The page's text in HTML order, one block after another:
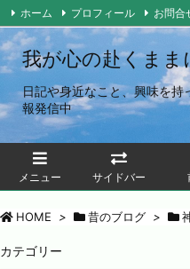
我が心の赴くまま
日記や身近なこと、興味を持
報発信中
メニュー サイドバー
ホーム プロフィール お問合
HOME > 昔のブログ >
カテゴリー